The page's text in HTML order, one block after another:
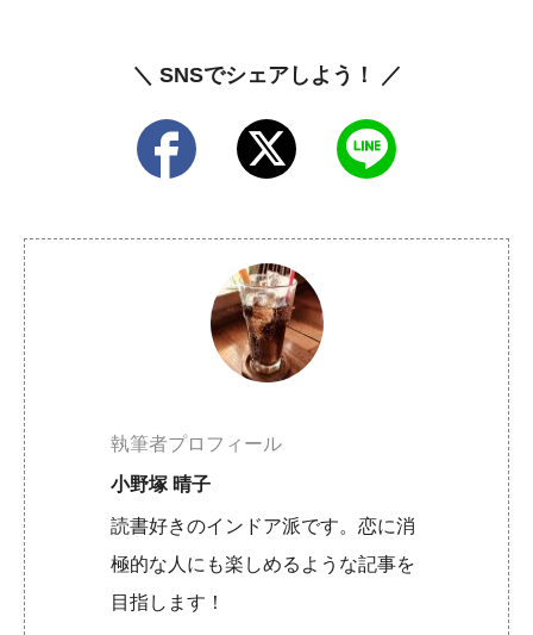
＼ SNSでシェアしよう！ ／
執筆者プロフィール
小野塚 晴子
読書好きのインドア派です。恋に消
極的な人にも楽しめるような記事を
目指します！